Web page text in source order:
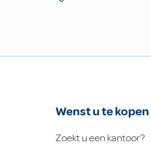
Wenst u te
Zoekt u een kantoor?